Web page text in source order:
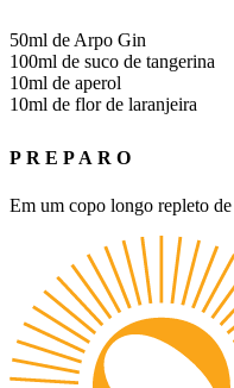
50ml de Arpo Gin
100ml de suco de tangerina
10ml de aperol
10ml de flor de laranjeira
PREPARO
Em um copo longo repleto